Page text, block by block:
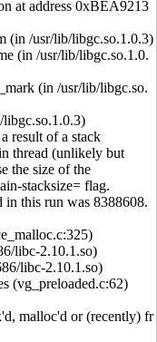
at address 0xBEA9213
/usr/lib/libgc.so.1.0.3)
(in /usr/lib/libgc.so.1.0.
(in /usr/lib/libgc.so.
result of a stack
thread (unlikely but
the size of the
stacksize= flag.
in this run was 8388608.
libc-2.10.1.so)
libc-2.10.1.so)
(vg_preloaded.c:62)
malloc'd or (recently) fr